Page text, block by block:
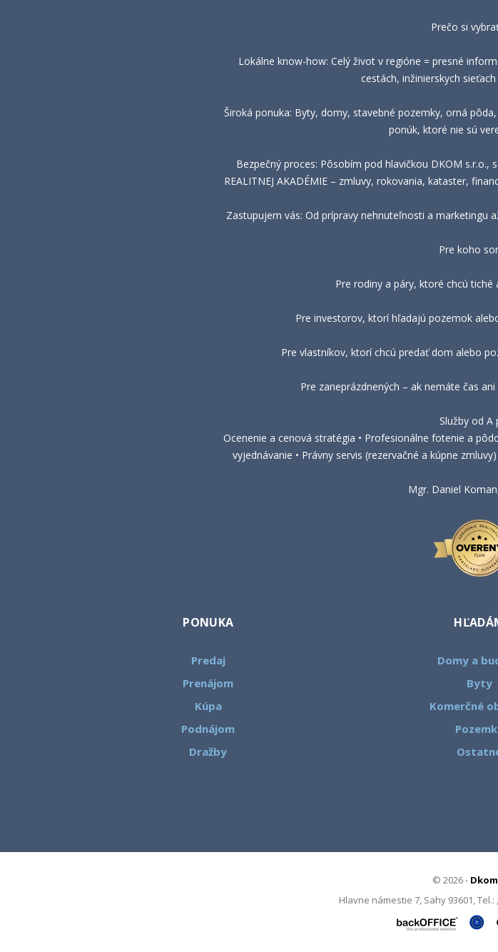
Prečo si
Lokálne know-how: Celý život v regióne = presné
cestách, inžinierskych
Široká ponuka: Byty, domy, stavebné pozemky, orná
ponúk, ktoré nie sú
Bezpečný proces: Pôsobím pod hlavičkou DKOM s.r.o.,
REALITNEJ AKADÉMIE – zmluvy, rokovania, kataster,
Zastupujem vás: Od prípravy nehnuteľnosti a marketingu
Pre koho
Pre rodiny a páry, ktoré chcú tiché
Pre investorov, ktorí hľadajú pozemok
Pre vlastníkov, ktorí chcú predať dom alebo
Pre zaneprázdnených – ak nemáte čas
Služby od A
Ocenenie a cenová stratégia • Profesionálne fotenie a
vyjednávanie • Právny servis (rezervačné a kúpne
Mgr. Daniel
PONUKA
Predaj
Prenájom
Kúpa
Podnájom
Dražby
Domy a
Byty
Komerčné
© 2026 -
Hlavne námestie 7, Sahy 93601,